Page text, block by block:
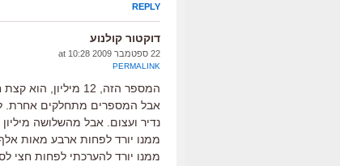
REPLY
דוקטור קולנוע
22 ספטמבר 2009 at 10:28
PERMALINK
המספר הזה, 12
אבל המספרים מתחלקים אחרת.
נדיר ועצום. אבל מהשלושה
ממנו יורד לפחות ארבע מאות
ממנו יורד להערכתי לפחות חצי